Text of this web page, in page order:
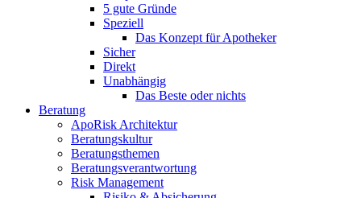
5 gute Gründe
Speziell
Das Konzept für Apotheker
Sicher
Direkt
Unabhängig
Das Beste oder nichts
Beratung
ApoRisk Architektur
Beratungskultur
Beratungsthemen
Beratungsverantwortung
Risk Management